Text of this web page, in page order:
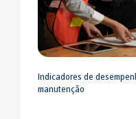
Indicadores de
manutenção